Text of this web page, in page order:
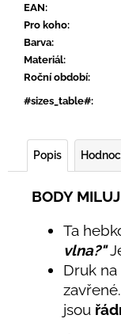
EAN:
Pro koho:
Barva:
Materiál:
Roční období:
#sizes_table#:
Popis
BODY
Ta
vlna?"
Druk
jsou